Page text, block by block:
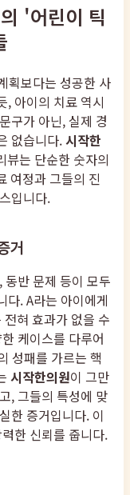
'어린이 틱
획보다는 성공한 사
, 아이의 치료 역시
구가 아닌, 실제 경
없습니다.시작한
뷰는 단순한 숫자의
여정과 그들의 진
입니다.
거
반 문제 등이 모두
다. A라는 아이에게
혀 효과가 없을 수
케이스를 다루어
성패를 가르는 핵
시작한의원이 그만
, 그들의 특성에 맞
한 증거입니다. 이
한 신뢰를 줍니다.